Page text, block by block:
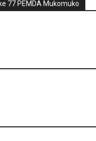
77 PEMDA Mukomuko